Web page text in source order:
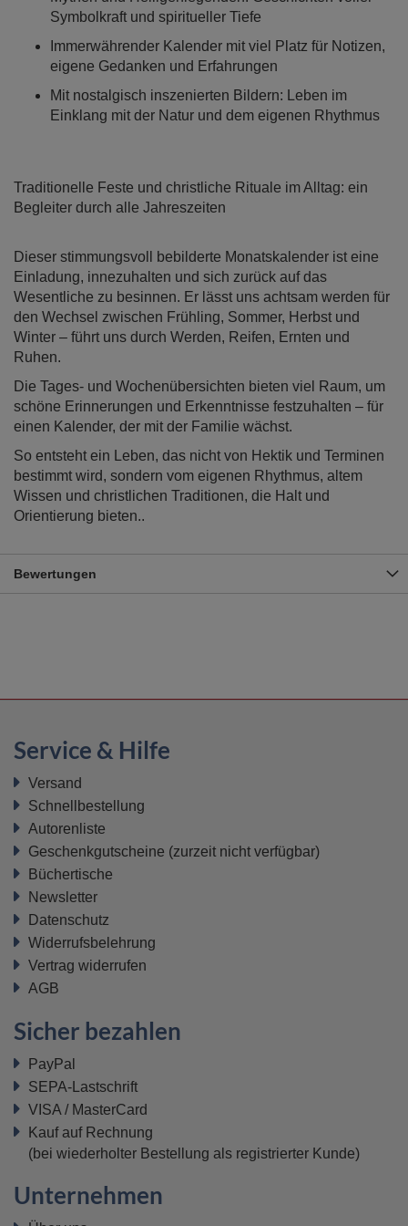
Symbolkraft und spiritueller Tiefe
Immerwährender Kalender mit viel Platz für Notizen,
eigene Gedanken und Erfahrungen
Mit nostalgisch inszenierten Bildern: Leben im
Einklang mit der Natur und dem eigenen Rhythmus
Traditionelle Feste und christliche Rituale im Alltag: ein
Begleiter durch alle Jahreszeiten
Dieser stimmungsvoll bebilderte Monatskalender ist eine
Einladung, innezuhalten und sich zurück auf das
Wesentliche zu besinnen. Er lässt uns achtsam werden für
den Wechsel zwischen Frühling, Sommer, Herbst und
Winter – führt uns durch Werden, Reifen, Ernten und
Ruhen.
Die Tages- und Wochenübersichten bieten viel Raum, um
schöne Erinnerungen und Erkenntnisse festzuhalten – für
einen Kalender, der mit der Familie wächst.
So entsteht ein Leben, das nicht von Hektik und Terminen
bestimmt wird, sondern vom eigenen Rhythmus, altem
Wissen und christlichen Traditionen, die Halt und
Orientierung bieten..
Bewertungen
Service & Hilfe
Versand
Schnellbestellung
Autorenliste
Geschenkgutscheine (zurzeit nicht verfügbar)
Büchertische
Newsletter
Datenschutz
Widerrufsbelehrung
Vertrag widerrufen
AGB
Sicher bezahlen
PayPal
SEPA-Lastschrift
VISA / MasterCard
Kauf auf Rechnung
(bei wiederholter Bestellung als registrierter Kunde)
Unternehmen